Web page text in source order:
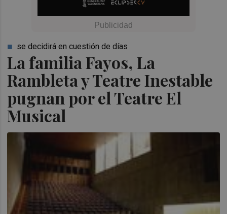
La familia Fayos, La
Rambleta y Teatre Inestable
pugnan por el Teatre El
Musical
se decidirá en cuestión de días